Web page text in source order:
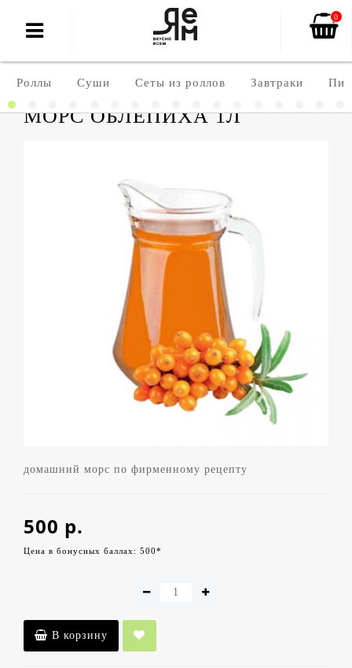
0
Роллы Суши Сеты из роллов Завтраки
МОРС ОБЛЕПИХА 1Л
домашний морс по фирменному рецепту
500 р.
Цена в бонусных баллах: 500*
В корзину